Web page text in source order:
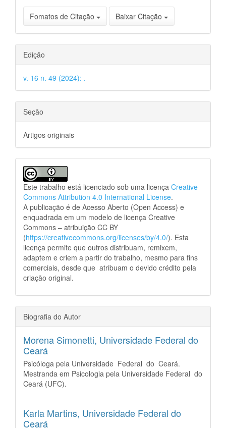
Fomatos de Citação Baixar Citação
Edição
v. 16 n. 49 (2024): .
Seção
Artigos originais
Este trabalho está licenciado sob uma licença Creative
Commons Attribution 4.0 International License.
A publicação é de Acesso Aberto (Open Access) e
enquadrada em um modelo de licença Creative
Commons – atribuição CC BY
(https://creativecommons.org/licenses/by/4.0/). Esta
licença permite que outros distribuam, remixem,
adaptem e criem a partir do trabalho, mesmo para fins
comerciais, desde que atribuam o devido crédito pela
criação original.
Biografia do Autor
Morena Simonetti, Universidade Federal do
Ceará
Psicóloga pela Universidade Federal do Ceará.
Mestranda em Psicologia pela Universidade Federal do
Ceará (UFC).
Karla Martins, Universidade Federal do
Ceará